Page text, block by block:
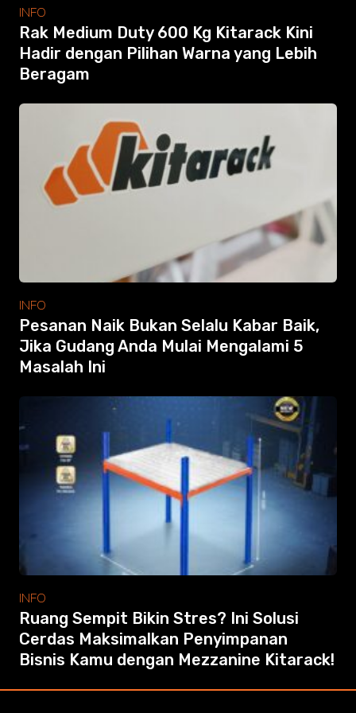
Accessories
Info
Gallery
Photo
Video
Contact
INFO
Rak Medium Duty 600 Kg Kitarack Kini
Hadir dengan Pilihan Warna yang Lebih
Beragam
INFO
Pesanan Naik Bukan Selalu Kabar Baik,
Jika Gudang Anda Mulai Mengalami 5
Masalah Ini
INFO
Ruang Sempit Bikin Stres? Ini Solusi
Cerdas Maksimalkan Penyimpanan
Bisnis Kamu dengan Mezzanine Kitarack!